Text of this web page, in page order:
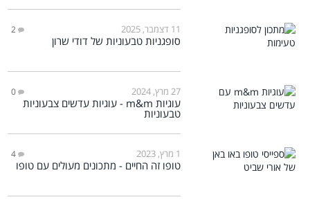
11 דצמבר, 2025 2
סופגניות טבעוניות של דודי שרון
27 מרץ, 2024 0
עוגיות m&m - עוגיות עדשים צבעוניות
טבעוניות
1 מרץ, 2023 4
טופו זה החיים - מתכונים מעולים עם טופו